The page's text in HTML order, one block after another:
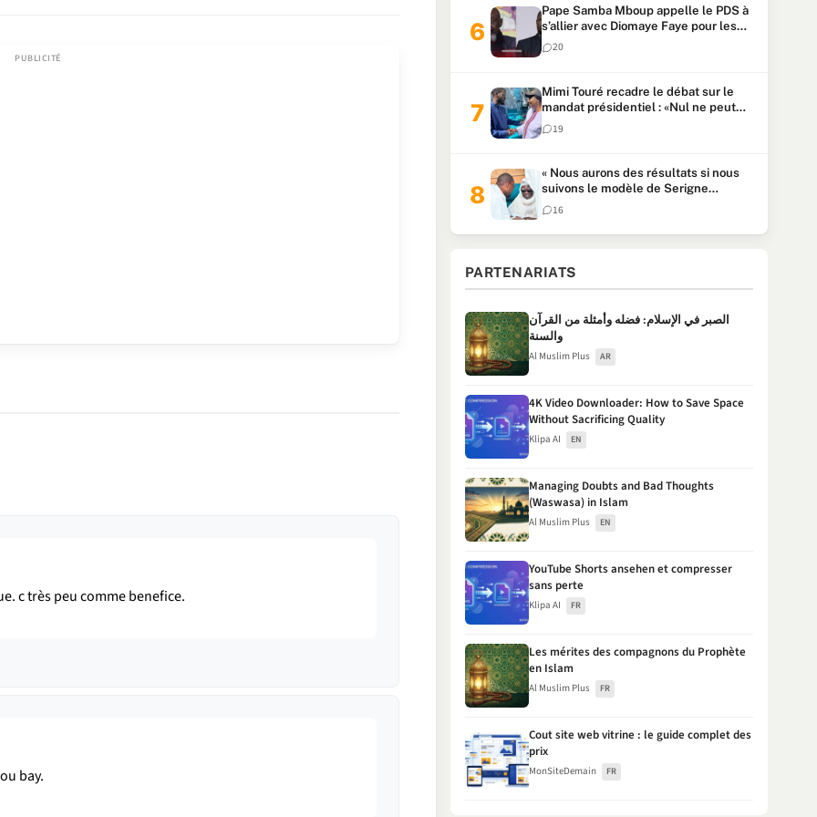
c très peu comme benefice.
bay.
Pape Samba Mboup appelle le PDS à
s’allier avec Diomaye Faye pour les
locales et tacle Sonko
20
Mimi Touré recadre le débat sur le
mandat présidentiel : «Nul ne peut
faire plus de deux mandats
consécutifs de 5 ans»
19
« Nous aurons des résultats si nous
suivons le modèle de Serigne
Touba » : Ousmane Sonko au Khalife
Serigne Mountakha
16
PARTENARIATS
الصبر في الإسلام: فضله وأمثلة من القرآن
والسنة
Al Muslim Plus AR
4K Video Downloader: How to Save Space
Without Sacrificing Quality
Klipa AI EN
Managing Doubts and Bad Thoughts
(Waswasa) in Islam
Al Muslim Plus EN
YouTube Shorts ansehen et compresser
sans perte
Klipa AI FR
Les mérites des compagnons du Prophète
en Islam
Al Muslim Plus FR
Cout site web vitrine : le guide complet des
prix
MonSiteDemain FR